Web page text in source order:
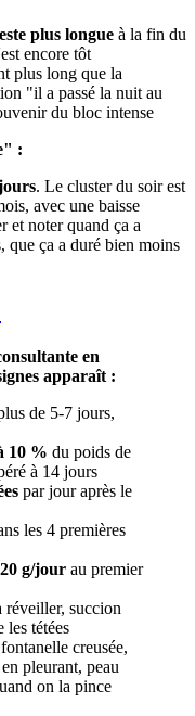
plus longue à la fin du
encore tôt
plus long que la
"il a passé la nuit au
du bloc intense
:
. Le cluster du soir est
avec une baisse
et noter quand ça a
que ça a duré bien moins
en
apparaît :
de 5-7 jours,
10 % du poids de
à 14 jours
par jour après le
les 4 premières
g/jour au premier
succion
les tétées
creusée,
pleurant, peau
on la pince